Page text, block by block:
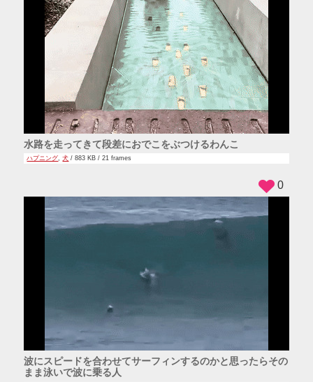
水路を走ってきて段差におでこをぶつけるわんこ
ハプニング,犬 / 883 KB / 21 frames
波にスピードを合わせてサーフィンするのかと思ったらその
まま泳いで波に乗る人
0